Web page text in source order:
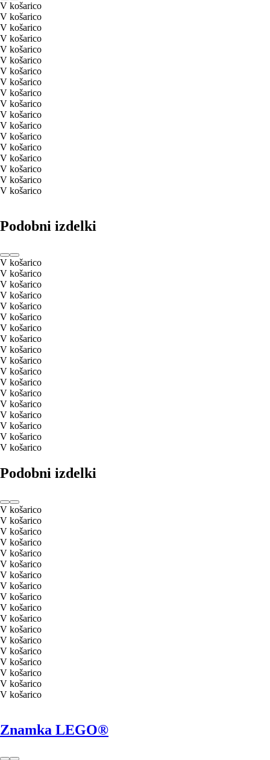
V košarico
V košarico
V košarico
V košarico
V košarico
V košarico
V košarico
V košarico
V košarico
V košarico
V košarico
V košarico
V košarico
V košarico
V košarico
V košarico
V košarico
V košarico
Podobni izdelki
V košarico
V košarico
V košarico
V košarico
V košarico
V košarico
V košarico
V košarico
V košarico
V košarico
V košarico
V košarico
V košarico
V košarico
V košarico
V košarico
V košarico
V košarico
Podobni izdelki
V košarico
V košarico
V košarico
V košarico
V košarico
V košarico
V košarico
V košarico
V košarico
V košarico
V košarico
V košarico
V košarico
V košarico
V košarico
V košarico
V košarico
V košarico
Znamka LEGO®